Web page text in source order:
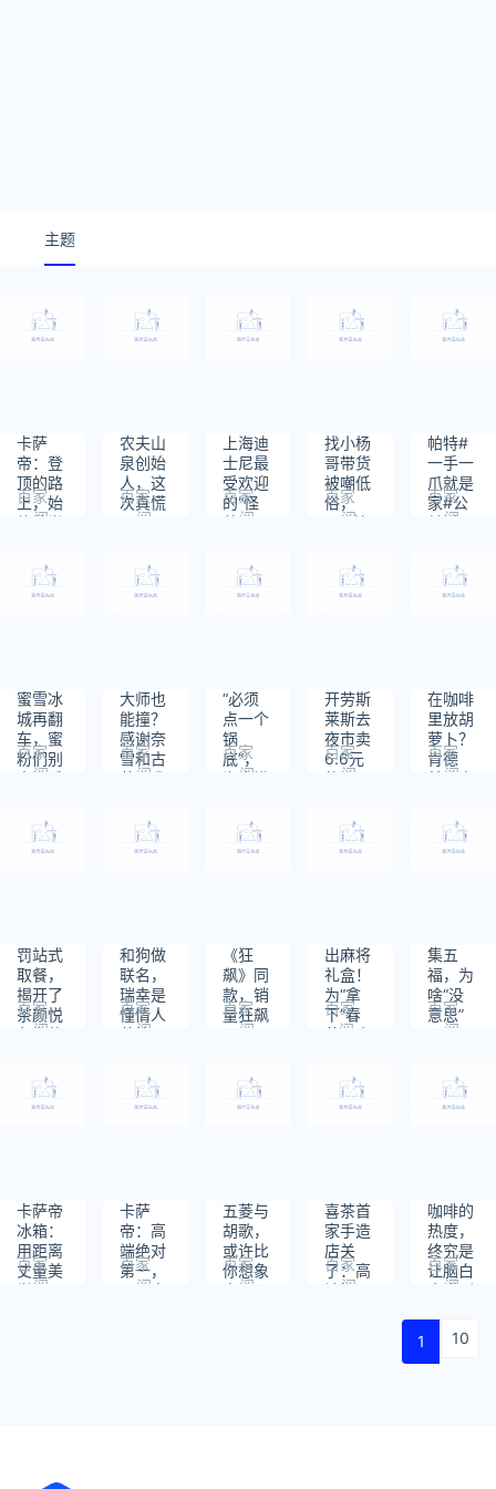
主题
卡萨
帝：登
顶的路
上，始
终荣誉
百家
阅
464
农夫山
泉创始
人，这
次真慌
了？
百家
阅
862
上海迪
士尼最
受欢迎
的“怪
兽”，
宝？
百家
阅
找小杨
哥带货
被嘲低
俗，
YSL快
百家
阅
551
帕特#
一手一
爪就是
家#公
益活
光照进
它们的
生活
百家
阅
485
蜜雪冰
城再翻
车，蜜
粉们别
太溺爱
百家
阅
455
大师也
能撞？
感谢奈
雪和古
茗，我
百家
阅
621
“必须
点一个
锅
底”，
海底捞
过分
吗？
百家
阅
开劳斯
莱斯去
夜市卖
6.6元
的蛋
利来二
公子是
懂流量
百家
阅
770
在咖啡
里放胡
萝卜？
肯德
基，真
百家
阅
687
罚站式
取餐，
揭开了
茶颜悦
色们的
自信”
一面？
百家
阅
426
和狗做
联名，
瑞幸是
懂情人
节的
百家
阅
719
《狂
飙》同
款，销
量狂飙
百家
阅
出麻将
礼盒！
为“拿
下”春
节，麦
百家
阅
1038
集五
福，为
啥“没
意思”
了？
百家
阅
857
卡萨帝
冰箱：
用距离
丈量美
学
百家
阅
卡萨
帝：高
端绝对
第一，
国际大
百家
阅
五菱与
胡歌，
或许比
你想象
中更
百家
阅
喜茶首
家手造
店关
了：高
端奶
百家
阅
咖啡的
热度，
终究是
让脑白
金蹭到
百家
阅
620
1 10